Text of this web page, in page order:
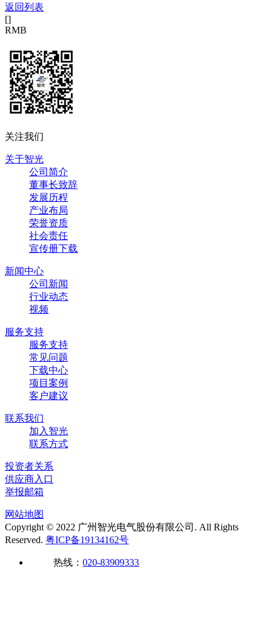
返回列表
[]
RMB
关注我们
关于智光
公司简介
董事长致辞
发展历程
产业布局
荣誉资质
社会责任
宣传册下载
新闻中心
公司新闻
行业动态
视频
服务支持
服务支持
常见问题
下载中心
项目案例
客户建议
联系我们
加入智光
联系方式
投资者关系
供应商入口
举报邮箱
网站地图
Copyright © 2022 广州智光电气股份有限公司. All Rights
Reserved. 粤ICP备19134162号
热线： 020-83909333